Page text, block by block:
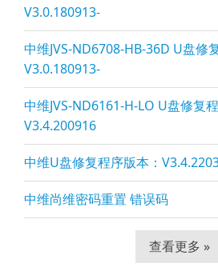
V3.0.180913-
中维JVS-ND6708-HB-36D U盘修
V3.0.180913-
中维JVS-ND6161-H-LO U盘修复
V3.4.200916
中维U盘修复程序版本：
中维尚维密码重置 错误码
查看更多 »